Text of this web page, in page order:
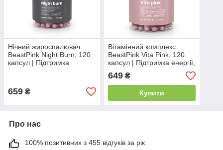
Нічний жироспалювач
BeastPink Night Burn, 120
капсул | Підтримка
659 ₴
Вітамінний комплекс
BeastPink Vita Pink, 120
капсул | Підтримка енергії,
імунітету та жіночого
здоров’я
649₴
Купити
Про нас
100% позитивних з 455 відгуків за рік